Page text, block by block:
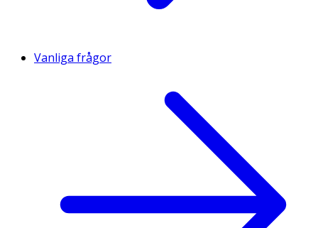
Vanliga frågor